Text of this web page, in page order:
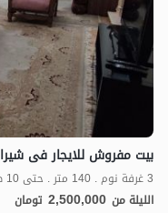
بیت مفروش للایجار فی
3 غرفة نوم . 140 متر . حتى 10 ضيف
الليلة من 2,500,000 تومان